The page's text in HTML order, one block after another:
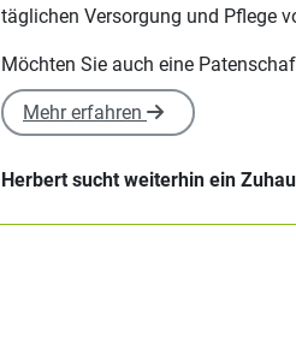
täglichen Versorgung und Pflege
Möchten Sie auch eine
Mehr erfahren
Herbert sucht weiterhin ein